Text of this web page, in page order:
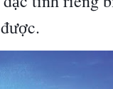
được.